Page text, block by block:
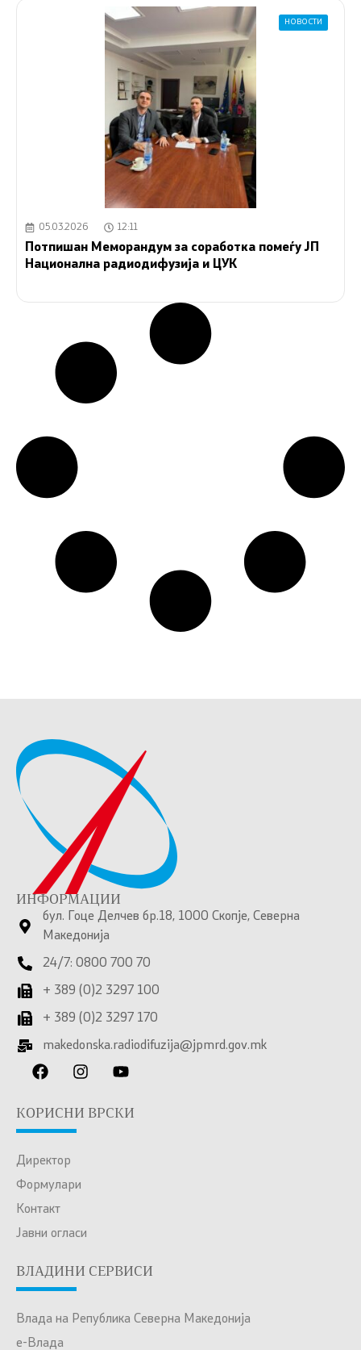
НОВОСТИ
05.03.2026 12:11
Потпишан Меморандум за соработка помеѓу ЈП
Национална радиодифузија и ЦУК
ИНФОРМАЦИИ
бул. Гоце Делчев бр.18, 1000 Скопје, Северна
Македонија
24/7: 0800 700 70
+ 389 (0)2 3297 100
+ 389 (0)2 3297 170
makedonska.radiodifuzija@jpmrd.gov.mk
КОРИСНИ ВРСКИ
Директор
Формулари
Контакт
Јавни огласи
ВЛАДИНИ СЕРВИСИ
Влада на Република Северна Македонија
е-Влада